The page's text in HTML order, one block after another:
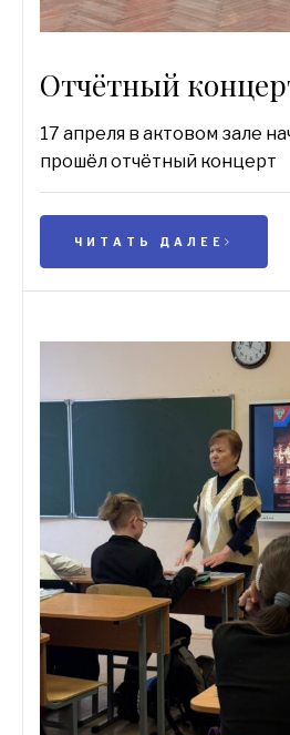
Отчётный
17 апреля в актовом зале
прошёл отчётный концерт
ЧИТАТЬ ДАЛЕЕ